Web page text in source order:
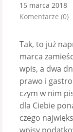
15 marca 2018
Komentarze (0)
Tak, to już
marca
wpis, a dwa
prawo i
czym w nim
dla Ciebie
czego